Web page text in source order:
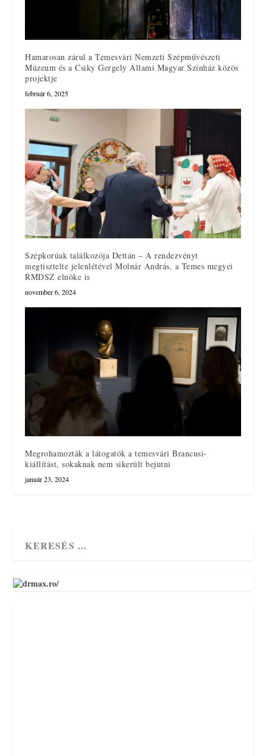
Hamarosan zárul a Temesvári Nemzeti Szépművészeti
Múzeum és a Csiky Gergely Állami Magyar Színház közös
projektje
február 6, 2025
Szépkorúak találkozója Dettán – A rendezvényt
megtisztelte jelenlétével Molnár András, a Temes megyei
RMDSZ elnöke is
november 6, 2024
Megrohamozták a látogatók a temesvári Brancusi-
kiállítást, sokaknak nem sikerült bejutni
január 23, 2024